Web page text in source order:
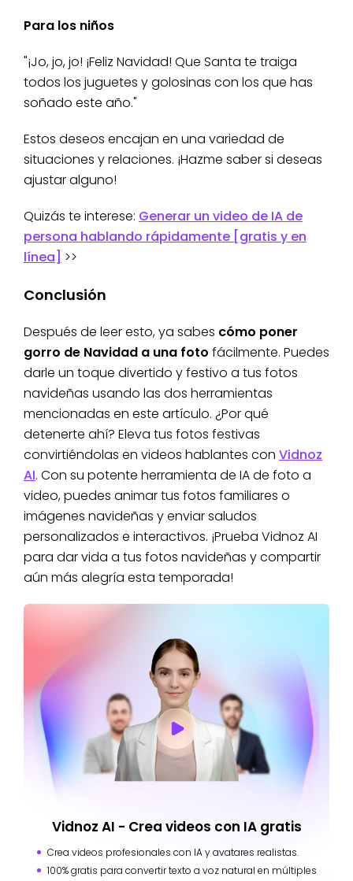
Para los niños
"¡Jo, jo, jo! ¡Feliz Navidad! Que Santa te traiga
todos los juguetes y golosinas con los que has
soñado este año."
Estos deseos encajan en una variedad de
situaciones y relaciones. ¡Hazme saber si deseas
ajustar alguno!
Quizás te interese: Generar un video de IA de
persona hablando rápidamente [gratis y en
línea] >>
Conclusión
Después de leer esto, ya sabes cómo poner
gorro de Navidad a una foto fácilmente. Puedes
darle un toque divertido y festivo a tus fotos
navideñas usando las dos herramientas
mencionadas en este artículo. ¿Por qué
detenerte ahí? Eleva tus fotos festivas
convirtiéndolas en videos hablantes con Vidnoz
AI. Con su potente herramienta de IA de foto a
video, puedes animar tus fotos familiares o
imágenes navideñas y enviar saludos
personalizados e interactivos. ¡Prueba Vidnoz AI
para dar vida a tus fotos navideñas y compartir
aún más alegría esta temporada!
Vidnoz AI - Crea videos con IA gratis
Crea videos profesionales con IA y avatares realistas.
100% gratis para convertir texto a voz natural en múltiples